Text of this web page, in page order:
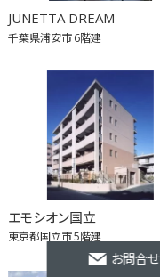
JUNETTA DREAM
千葉県浦安市6階建
エモシオン国立
東京都国立市5階建
お問合せ